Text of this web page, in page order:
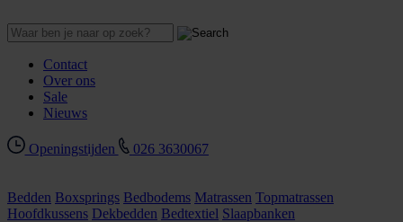
Contact
Over ons
Sale
Nieuws
Openingstijden 026 3630067
Bedden Boxsprings Bedbodems Matrassen Topmatrassen
Hoofdkussens Dekbedden Bedtextiel Slaapbanken